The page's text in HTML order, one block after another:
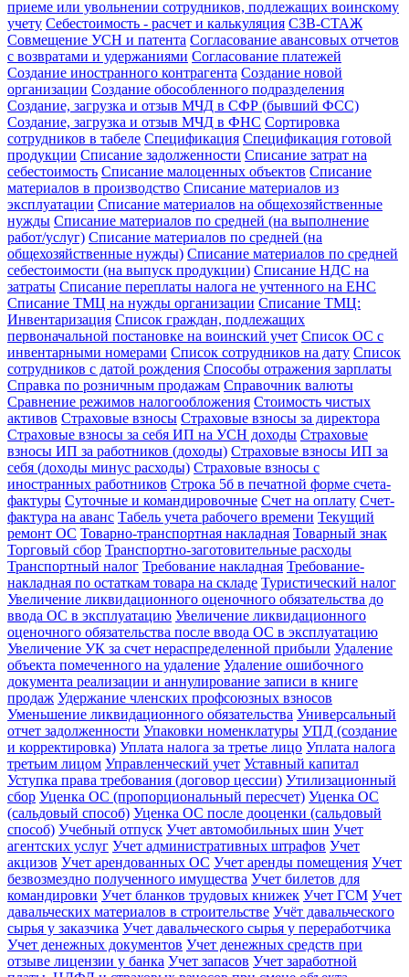
приеме или увольнении сотрудников, подлежащих воинскому
учету Себестоимость - расчет и калькуляция СЗВ-СТАЖ
Совмещение УСН и патента Согласование авансовых отчетов
с возвратами и удержаниями Согласование платежей
Создание иностранного контрагента Создание новой
организации Создание обособленного подразделения
Создание, загрузка и отзыв МЧД в СФР (бывший ФСС)
Создание, загрузка и отзыв МЧД в ФНС Сортировка
сотрудников в табеле Спецификация Спецификация готовой
продукции Списание задолженности Списание затрат на
себестоимость Списание малоценных объектов Списание
материалов в производство Списание материалов из
эксплуатации Списание материалов на общехозяйственные
нужды Списание материалов по средней (на выполнение
работ/услуг) Списание материалов по средней (на
общехозяйственные нужды) Списание материалов по средней
себестоимости (на выпуск продукции) Списание НДС на
затраты Списание переплаты налога не учтенного на ЕНС
Списание ТМЦ на нужды организации Списание ТМЦ:
Инвентаризация Список граждан, подлежащих
первоначальной постановке на воинский учет Список ОС с
инвентарными номерами Список сотрудников на дату Список
сотрудников с датой рождения Способы отражения зарплаты
Справка по розничным продажам Справочник валюты
Сравнение режимов налогообложения Стоимость чистых
активов Страховые взносы Страховые взносы за директора
Страховые взносы за себя ИП на УСН доходы Страховые
взносы ИП за работников (доходы) Страховые взносы ИП за
себя (доходы минус расходы) Страховые взносы с
иностранных работников Строка 5б в печатной форме счета-
фактуры Суточные и командировочные Счет на оплату Счет-
фактура на аванс Табель учета рабочего времени Текущий
ремонт ОС Товарно-транспортная накладная Товарный знак
Торговый сбор Транспортно-заготовительные расходы
Транспортный налог Требование накладная Требование-
накладная по остаткам товара на складе Туристический налог
Увеличение ликвидационного оценочного обязательства до
ввода ОС в эксплуатацию Увеличение ликвидационного
оценочного обязательства после ввода ОС в эксплуатацию
Увеличение УК за счет нераспределенной прибыли Удаление
объекта помеченного на удаление Удаление ошибочного
документа реализации и аннулирование записи в книге
продаж Удержание членских профсоюзных взносов
Уменьшение ликвидационного обязательства Универсальный
отчет задолженности Упаковки номенклатуры УПД (создание
и корректировка) Уплата налога за третье лицо Уплата налога
третьим лицом Управленческий учет Уставный капитал
Уступка права требования (договор цессии) Утилизационный
сбор Уценка ОС (пропорциональный пересчет) Уценка ОС
(сальдовый способ) Уценка ОС после дооценки (сальдовый
способ) Учебный отпуск Учет автомобильных шин Учет
агентских услуг Учет административных штрафов Учет
акцизов Учет арендованных ОС Учет аренды помещения Учет
безвозмездно полученного имущества Учет билетов для
командировки Учет бланков трудовых книжек Учет ГСМ Учет
давальческих материалов в строительстве Учёт давальческого
сырья у заказчика Учет давальческого сырья у переработчика
Учет денежных документов Учет денежных средств при
отзыве лицензии у банка Учет запасов Учет заработной